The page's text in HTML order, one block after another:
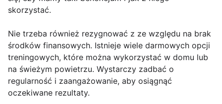
skorzystać.
Nie trzeba również rezygnować z ze względu na brak
środków finansowych. Istnieje wiele darmowych opcji
treningowych, które można wykorzystać w domu lub
na świeżym powietrzu. Wystarczy zadbać o
regularność i zaangażowanie, aby osiągnąć
oczekiwane rezultaty.